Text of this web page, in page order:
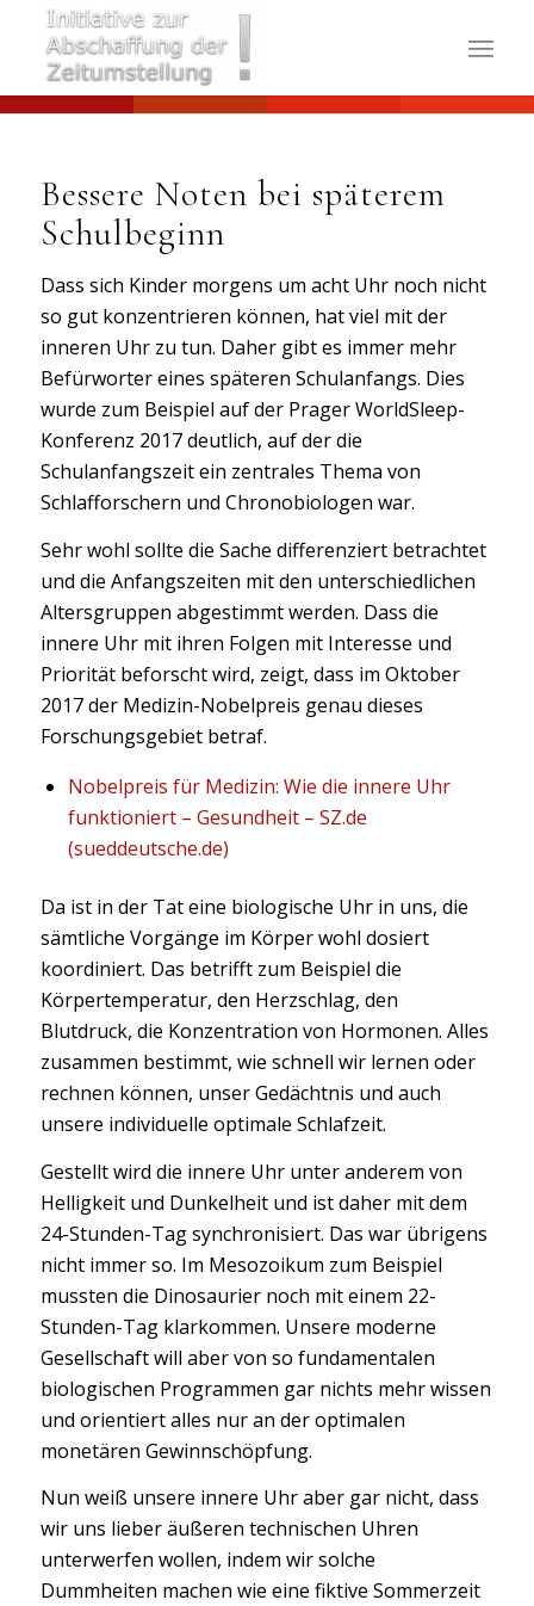
Bessere Noten bei späterem
Schulbeginn
Dass sich Kinder morgens um acht Uhr noch nicht
so gut konzentrieren können, hat viel mit der
inneren Uhr zu tun. Daher gibt es immer mehr
Befürworter eines späteren Schulanfangs. Dies
wurde zum Beispiel auf der Prager WorldSleep-
Konferenz 2017 deutlich, auf der die
Schulanfangszeit ein zentrales Thema von
Schlafforschern und Chronobiologen war.
Sehr wohl sollte die Sache differenziert betrachtet
und die Anfangszeiten mit den unterschiedlichen
Altersgruppen abgestimmt werden. Dass die
innere Uhr mit ihren Folgen mit Interesse und
Priorität beforscht wird, zeigt, dass im Oktober
2017 der Medizin-Nobelpreis genau dieses
Forschungsgebiet betraf.
Nobelpreis für Medizin: Wie die innere Uhr
funktioniert – Gesundheit – SZ.de
(sueddeutsche.de)
Da ist in der Tat eine biologische Uhr in uns, die
sämtliche Vorgänge im Körper wohl dosiert
koordiniert. Das betrifft zum Beispiel die
Körpertemperatur, den Herzschlag, den
Blutdruck, die Konzentration von Hormonen. Alles
zusammen bestimmt, wie schnell wir lernen oder
rechnen können, unser Gedächtnis und auch
unsere individuelle optimale Schlafzeit.
Gestellt wird die innere Uhr unter anderem von
Helligkeit und Dunkelheit und ist daher mit dem
24-Stunden-Tag synchronisiert. Das war übrigens
nicht immer so. Im Mesozoikum zum Beispiel
mussten die Dinosaurier noch mit einem 22-
Stunden-Tag klarkommen. Unsere moderne
Gesellschaft will aber von so fundamentalen
biologischen Programmen gar nichts mehr wissen
und orientiert alles nur an der optimalen
monetären Gewinnschöpfung.
Nun weiß unsere innere Uhr aber gar nicht, dass
wir uns lieber äußeren technischen Uhren
unterwerfen wollen, indem wir solche
Dummheiten machen wie eine fiktive Sommerzeit